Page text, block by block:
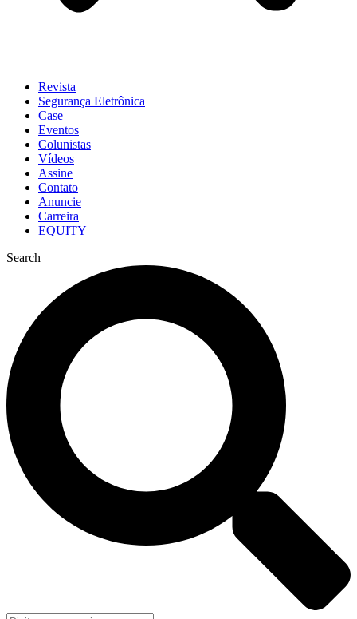
Revista
Segurança Eletrônica
Case
Eventos
Colunistas
Vídeos
Assine
Contato
Anuncie
Carreira
EQUITY
Search